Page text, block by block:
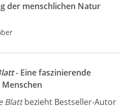
der menschlichen Natur
- Eine faszinierende
Blattbezieht Bestseller-Autor